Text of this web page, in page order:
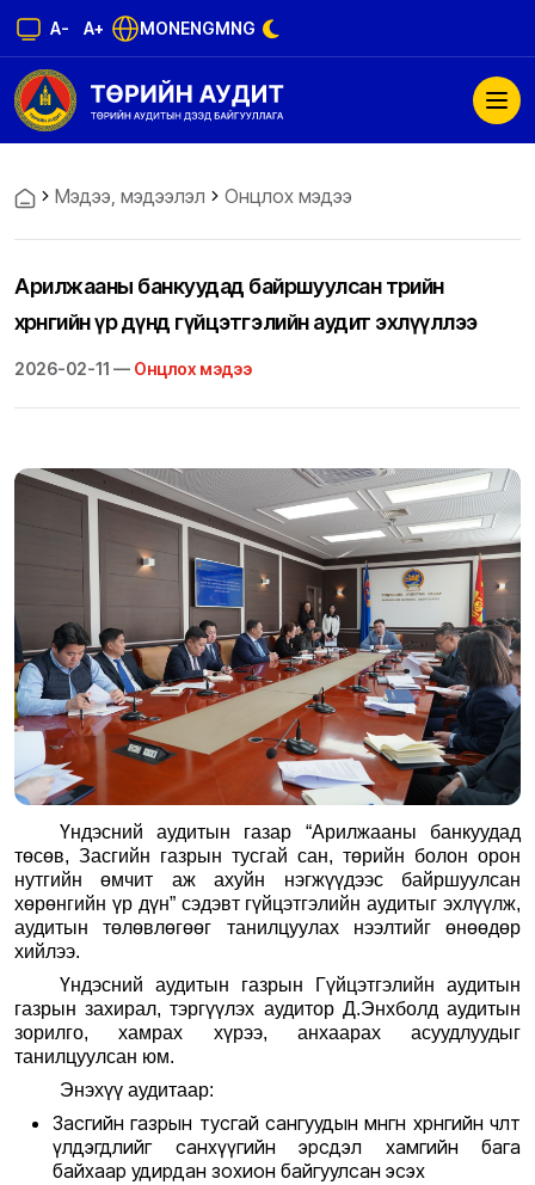
A- A+ MONENGMNG
Мэдээ, мэдээлэл Онцлох мэдээ
Арилжааны банкуудад байршуулсан төрийн
хөрөнгийн үр дүнд гүйцэтгэлийн аудит эхлүүллээ
2026-02-11 — Онцлох мэдээ
Үндэсний аудитын газар “Арилжааны банкуудад
төсөв, Засгийн газрын тусгай сан, төрийн болон орон
нутгийн өмчит аж ахуйн нэгжүүдээс байршуулсан
хөрөнгийн үр дүн” сэдэвт гүйцэтгэлийн аудитыг эхлүүлж,
аудитын төлөвлөгөөг танилцуулах нээлтийг өнөөдөр
хийлээ.
Үндэсний аудитын газрын Гүйцэтгэлийн аудитын
газрын захирал, тэргүүлэх аудитор Д.Энхболд аудитын
зорилго, хамрах хүрээ, анхаарах асуудлуудыг
танилцуулсан юм.
Энэхүү аудитаар:
Засгийн газрын тусгай сангуудын мөнгөн хөрөнгийн чөлөөт
үлдэгдлийг санхүүгийн эрсдэл хамгийн бага
байхаар удирдан зохион байгуулсан эсэх